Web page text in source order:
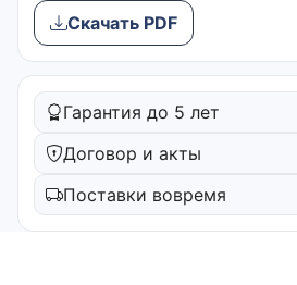
Скачать PDF
Гарантия до 5 лет
Договор и акты
Поставки вовремя